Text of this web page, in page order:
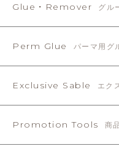
Glue・Remover グル
Perm Glue パーマ用グ
Exclusive Sable エク
Promotion Tools 商